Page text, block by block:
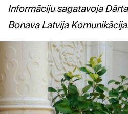
Informāciju sagatavoja
Bonava Latvija